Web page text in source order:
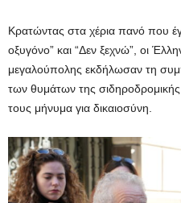
Κρατώντας στα χέρια πανό που
οξυγόνο” και “Δεν ξεχνώ”, οι
μεγαλούπολης εκδήλωσαν τη
των θυμάτων της
τους μήνυμα για δικαιοσύνη.